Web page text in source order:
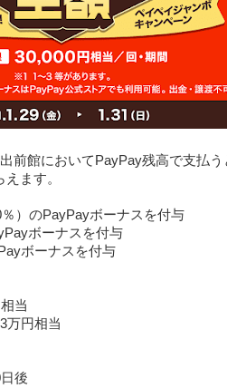
前館においてPayPay残高で支払
ます。
）のPayPayボーナスを付与
ボーナスを付与
ボーナスを付与
当
万円相当
後